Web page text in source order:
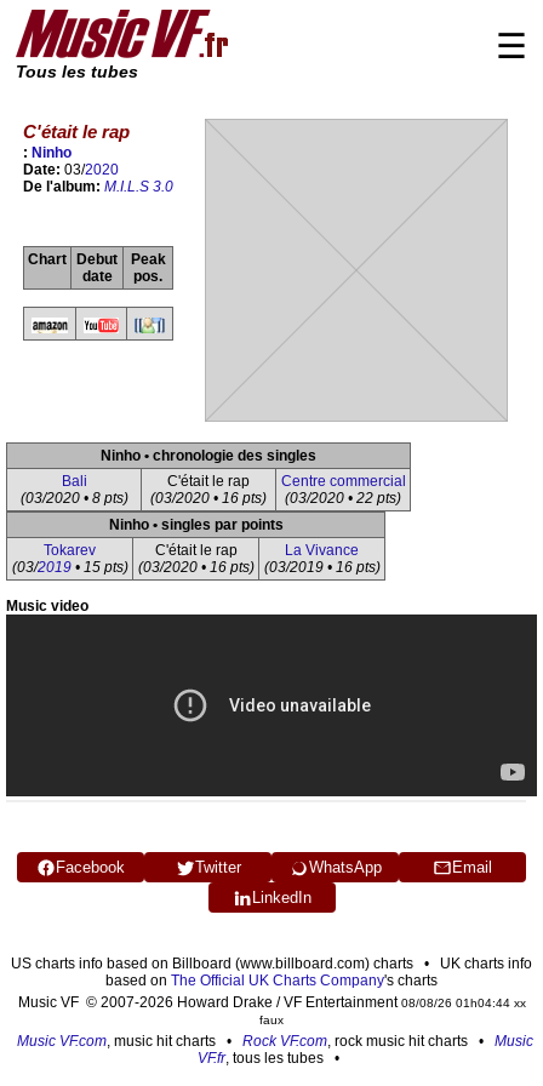
Tous les tubes
☰
C'était le rap
: Ninho
Date: 03/2020
De l'album: M.I.L.S 3.0
Chart
Debut
date
Peak
pos.
Ninho • chronologie des singles
Bali
(03/2020 • 8 pts)
C'était le rap
(03/2020 • 16 pts)
Centre commercial
(03/2020 • 22 pts)
Ninho • singles par points
Tokarev
(03/2019• 15 pts)
C'était le rap
(03/2020 • 16 pts)
La Vivance
(03/2019 • 16 pts)
Music video
Facebook Twitter WhatsApp
Email
LinkedIn
US charts info based on Billboard (www.billboard.com) charts • UK charts info
based on The Official UK Charts Company's charts
Music VF © 2007-2026 Howard Drake / VF Entertainment08/08/26 01h04:44 xx
faux
Music VF.com, music hit charts • Rock VF.com, rock music hit charts • Music
VF.fr, tous les tubes •